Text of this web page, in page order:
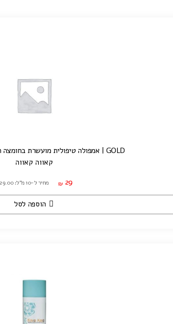
GOLD | אמפולה טיפולית מועשרת בחומצה היאלורונית | 10 מ"ל
קאווה קאווה
₪ 29 מחיר ל-10 מ"ל: ₪29.00
הוספה לסל